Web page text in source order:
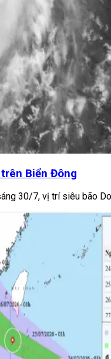
Biển Đông
30/7, vị trí siêu bão